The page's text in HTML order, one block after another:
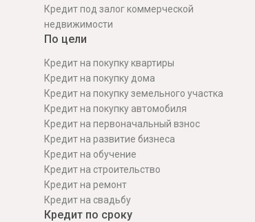
Кредит под залог коммерческой
недвижимости
По цели
Кредит на покупку квартиры
Кредит на покупку дома
Кредит на покупку земельного участка
Кредит на покупку автомобиля
Кредит на первоначальный взнос
Кредит на развитие бизнеса
Кредит на обучение
Кредит на строительcтво
Кредит на ремонт
Кредит на свадьбу
Кредит по сроку